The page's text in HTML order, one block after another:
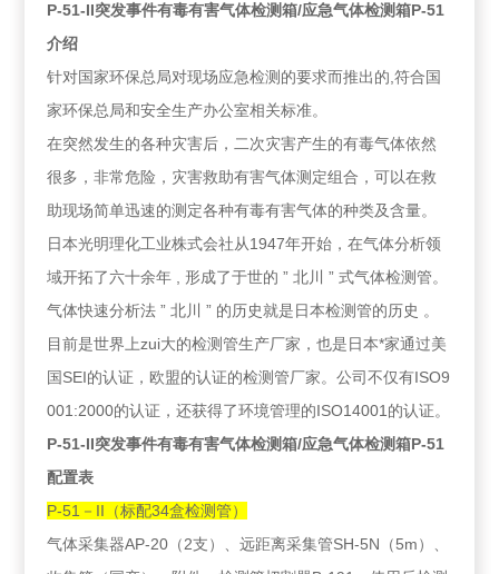
P-51-II突发事件有毒有害气体检测箱/应急气体检测箱P-51
介绍
针对国家环保总局对现场应急检测的要求而推出的,符合国
家环保总局和安全生产办公室相关标准。
在突然发生的各种灾害后，二次灾害产生的有毒气体依然
很多，非常危险，灾害救助有害气体测定组合，可以在救
助现场简单迅速的测定各种有毒有害气体的种类及含量。
日本光明理化工业株式会社从1947年开始，在气体分析领
域开拓了六十余年 , 形成了于世的 ” 北川 ” 式气体检测管。
气体快速分析法 ” 北川 ” 的历史就是日本检测管的历史 。
目前是世界上zui大的检测管生产厂家，也是日本*家通过美
国SEI的认证，欧盟的认证的检测管厂家。公司不仅有ISO9
001:2000的认证，还获得了环境管理的ISO14001的认证。
P-51-II突发事件有毒有害气体检测箱/应急气体检测箱P-51
配置表
P-51－II（标配34盒检测管）
气体采集器AP-20（2支）、远距离采集管SH-5N（5m）、